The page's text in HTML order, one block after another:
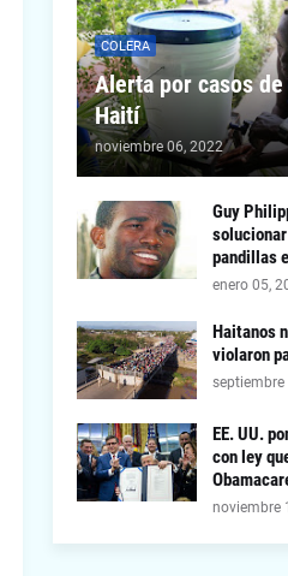
COLERA
Alerta por casos
Haití
noviembre 06, 2022
Guy
pandillas
enero 05,
Haitanos
violaron
septiembre
EE. UU.
con ley
noviembre